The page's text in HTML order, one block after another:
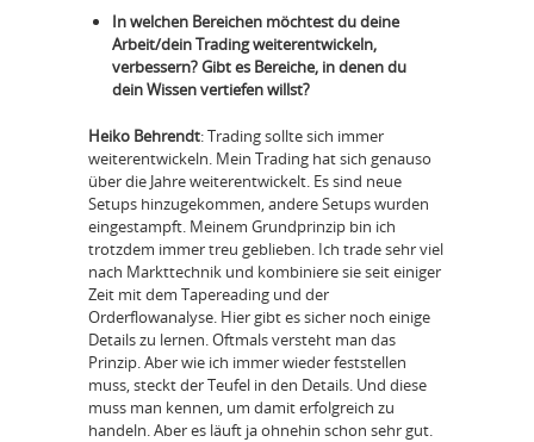
In welchen Bereichen möchtest du deine
Arbeit/dein Trading weiterentwickeln,
verbessern? Gibt es Bereiche, in denen du
dein Wissen vertiefen willst?
Heiko Behrendt: Trading sollte sich immer
weiterentwickeln. Mein Trading hat sich genauso
über die Jahre weiterentwickelt. Es sind neue
Setups hinzugekommen, andere Setups wurden
eingestampft. Meinem Grundprinzip bin ich
trotzdem immer treu geblieben. Ich trade sehr viel
nach Markttechnik und kombiniere sie seit einiger
Zeit mit dem Tapereading und der
Orderflowanalyse. Hier gibt es sicher noch einige
Details zu lernen. Oftmals versteht man das
Prinzip. Aber wie ich immer wieder feststellen
muss, steckt der Teufel in den Details. Und diese
muss man kennen, um damit erfolgreich zu
handeln. Aber es läuft ja ohnehin schon sehr gut.